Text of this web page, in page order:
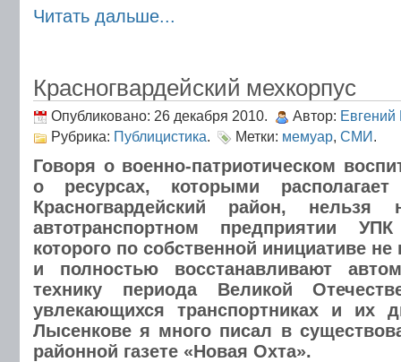
Читать дальше...
Красногвардейский мехкорпус
Опубликовано: 26 декабря 2010. Автор: Евгений
Рубрика: Публицистика. Метки: мемуар, СМИ.
Говоря о военно-патриотическом
о ресурсах, которыми
Красногвардейский район,
автотранспортном предприятии
которого по собственной инициативе
и полностью восстанавливают
технику периода Великой
увлекающихся транспортниках и их
Лысенкове я много писал в
районной газете «Новая Охта».